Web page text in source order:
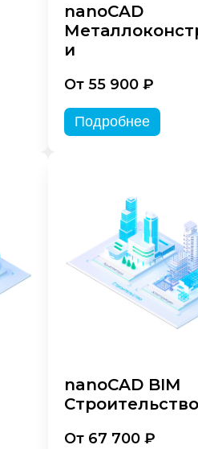
nanoCAD
и
От 55 900 ₽
Подробнее
nanoCAD BIM
Строительство
От 67 700 ₽